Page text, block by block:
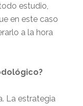
estudio,
en este caso
a la hora
La estrategia